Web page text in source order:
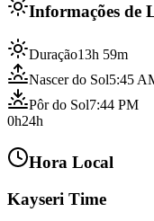
Informações de
Duração13h 59m
Nascer do Sol5:45
Pôr do Sol7:44 PM
0h24h
Hora Local
Kayseri Time